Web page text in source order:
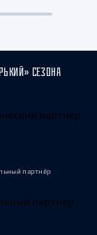
СЕЗОНА
партнёр